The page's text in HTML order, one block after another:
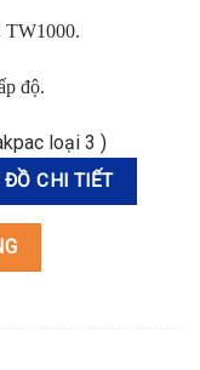
TW1000.
độ.
loại 3 )
ĐỒ CHI TIẾT
số lượng